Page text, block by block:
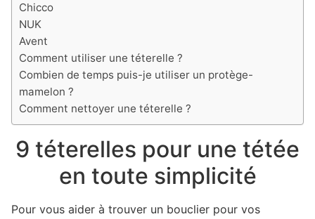
Chicco
NUK
Avent
Comment utiliser une téterelle ?
Combien de temps puis-je utiliser un protège-
mamelon ?
Comment nettoyer une téterelle ?
9 téterelles pour une tétée
en toute simplicité
Pour vous aider à trouver un bouclier pour vos